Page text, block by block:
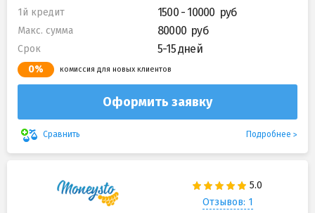
1й кредит 1500 - 10000
Макс. сумма 80000
Срок 5-15 дней
0% комиссия для новых клиентов
Оформить заявку
Сравнить Подробнее
Отзывов: 1